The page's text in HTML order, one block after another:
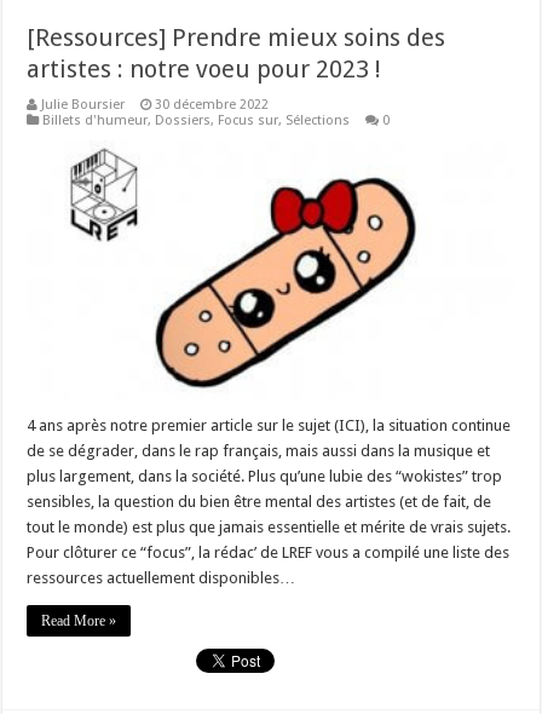
[Ressources] Prendre mieux soins des
artistes : notre voeu pour 2023 !
Julie Boursier
30 décembre 2022
Billets d'humeur, Dossiers, Focus sur, Sélections 0
4 ans après notre premier article sur le sujet (ICI), la situation continue
de se dégrader, dans le rap français, mais aussi dans la musique et
plus largement, dans la société. Plus qu’une lubie des “wokistes” trop
sensibles, la question du bien être mental des artistes (et de fait, de
tout le monde) est plus que jamais essentielle et mérite de vrais sujets.
Pour clôturer ce “focus”, la rédac’ de LREF vous a compilé une liste des
ressources actuellement disponibles…
Read More »